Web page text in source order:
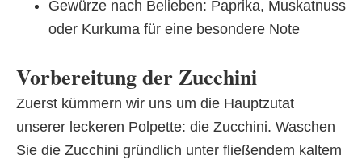
Gewürze nach Belieben: Paprika, Muskatnuss
oder Kurkuma für eine besondere Note
Vorbereitung der Zucchini
Zuerst kümmern wir uns um die Hauptzutat
unserer leckeren Polpette: die Zucchini. Waschen
Sie die Zucchini gründlich unter fließendem kaltem